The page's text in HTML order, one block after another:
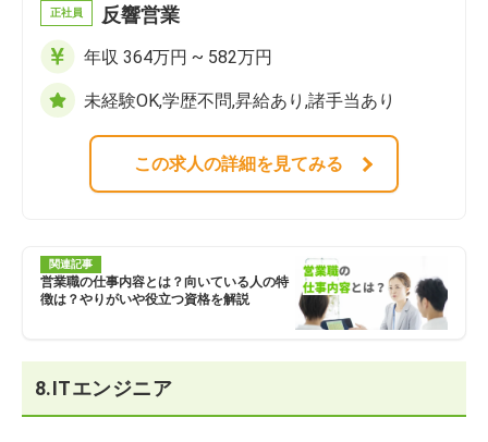
正社員 反響営業
年収 364万円 ~ 582万円
未経験OK,学歴不問,昇給あり,諸手当あり
この求人の詳細を見てみる
関連記事
営業職の仕事内容とは？向いている人の特
徴は？やりがいや役立つ資格を解説
8.ITエンジニア